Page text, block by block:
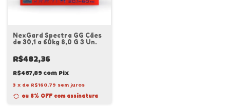
NexGard Spectra GG Cães
de 30,1 a 60kg 8,0 G 3 Un.
R$482,36
R$467,89com Pix
3 x de R$160,79 sem juros
ou 8% OFF com assinatura